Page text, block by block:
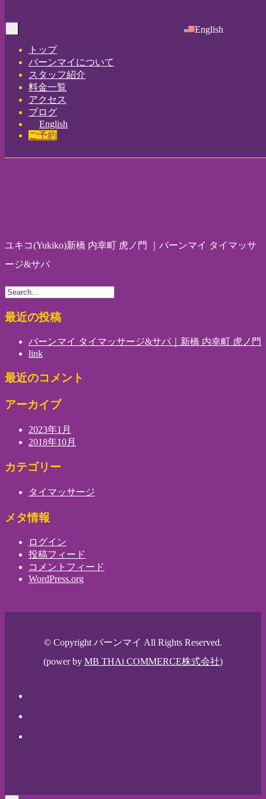
English
Toggle
トップ
バーンマイについて
スタッフ紹介
料金一覧
アクセス
ブログ
English
ご予約
Home
ユキコ(Yukiko)新橋 内幸町 虎ノ門 ｜バーンマイ タイマッサ
ージ&サパ
最近の投稿
バーンマイ タイマッサージ&サパ｜新橋 内幸町 虎ノ門
link
最近のコメント
アーカイブ
2023年1月
2018年10月
カテゴリー
タイマッサージ
メタ情報
ログイン
投稿フィード
コメントフィード
WordPress.org
© Copyright バーンマイ All Rights Reserved.
(power by MB THAi COMMERCE株式会社)